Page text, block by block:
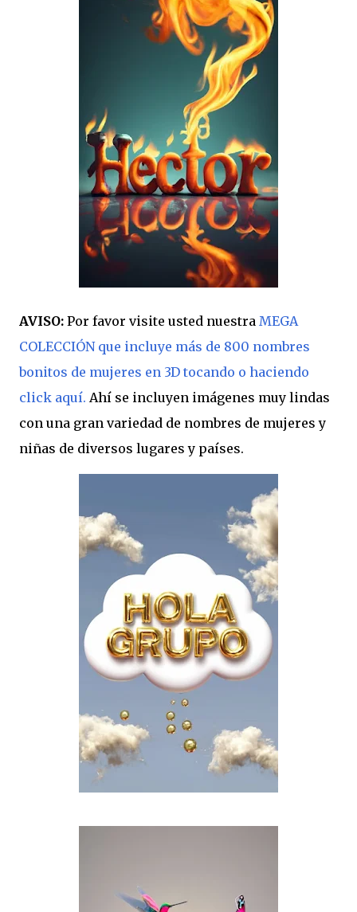
AVISO: Por favor visite usted nuestra MEGA
COLECCIÓN que incluye más de 800 nombres
bonitos de mujeres en 3D tocando o haciendo
click aquí. Ahí se incluyen imágenes muy lindas
con una gran variedad de nombres de mujeres y
niñas de diversos lugares y países.